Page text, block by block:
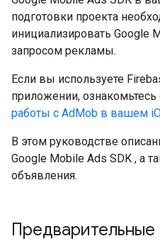
подготовки проекта
инициализировать Google
запросом рекламы.
Если вы используете
приложении, ознакомьтесь
работы с AdMob в вашем
В этом руководстве
Google Mobile Ads SDK , а
объявления.
Предварительные